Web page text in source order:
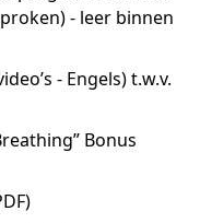
- leer binnen
- Engels) t.w.v.
Bonus